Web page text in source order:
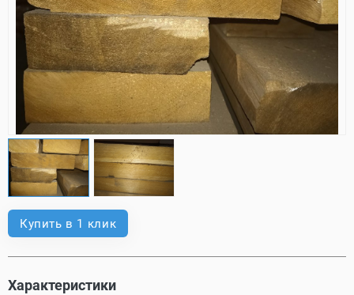
Купить в 1 клик
Характеристики